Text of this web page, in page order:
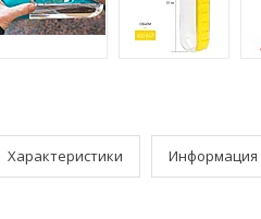
Характеристики Информация